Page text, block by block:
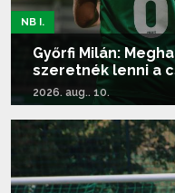
NB I.
Győrfi Milán:
szeretnék lenni a
2026. aug.. 10.